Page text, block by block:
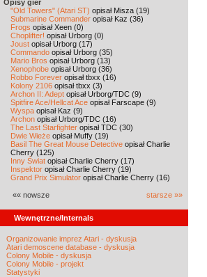
Opisy gier
"Old Towers" (Atari ST) opisał Misza (19)
Submarine Commander opisał Kaz (36)
Frogs opisał Xeen (0)
Choplifter! opisał Urborg (0)
Joust opisał Urborg (17)
Commando opisał Urborg (35)
Mario Bros opisał Urborg (13)
Xenophobe opisał Urborg (36)
Robbo Forever opisał tbxx (16)
Kolony 2106 opisał tbxx (3)
Archon II: Adept opisał Urborg/TDC (9)
Spitfire Ace/Hellcat Ace opisał Farscape (9)
Wyspa opisał Kaz (9)
Archon opisał Urborg/TDC (16)
The Last Starfighter opisał TDC (30)
Dwie Wieże opisał Muffy (19)
Basil The Great Mouse Detective opisał Charlie
Cherry (125)
Inny Świat opisał Charlie Cherry (17)
Inspektor opisał Charlie Cherry (19)
Grand Prix Simulator opisał Charlie Cherry (16)
«« nowsze starsze »»
Wewnętrzne/Internals
Organizowanie imprez Atari - dyskusja
Atari demoscene database - dyskusja
Colony Mobile - dyskusja
Colony Mobile - projekt
Statystyki